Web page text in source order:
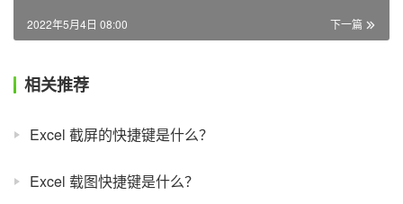
下一篇
2022年5月4日 08:00
相关推荐
Excel 截屏的快捷键是什么？
Excel 载图快捷键是什么？